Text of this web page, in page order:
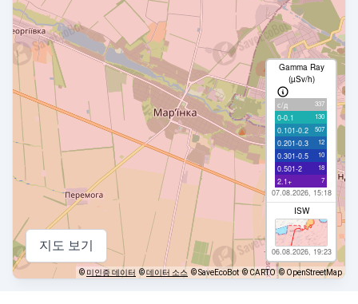
Gamma Ray
(µSv/h)
с/д 337
0-0.1 130
0.101-0.2 507
0.201-0.3 12
0.301-0.5 10
0.501-2 18
2.1+ 7
07.08.2026, 15:18
ISW
06.08.2026, 19:23
지도 보기
© 미인증 데이터 ©데이터 소스 © SaveEcoBot © CARTO © OpenStreetMap